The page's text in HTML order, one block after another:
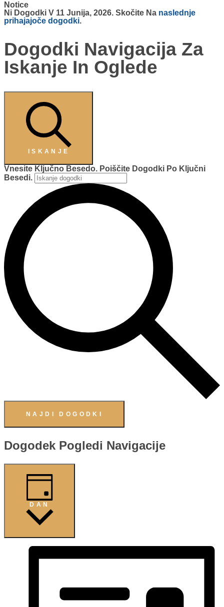
Notice
Ni Dogodki V 11 Junija, 2026. Skočite Na naslednje
prihajajoče dogodki.
Dogodki Navigacija Za
Iskanje In Oglede
ISKANJE
Vnesite Ključno Besedo. Poiščite Dogodki Po Ključni
Besedi.
NAJDI DOGODKI
Dogodek Pogledi Navigacije
DAN